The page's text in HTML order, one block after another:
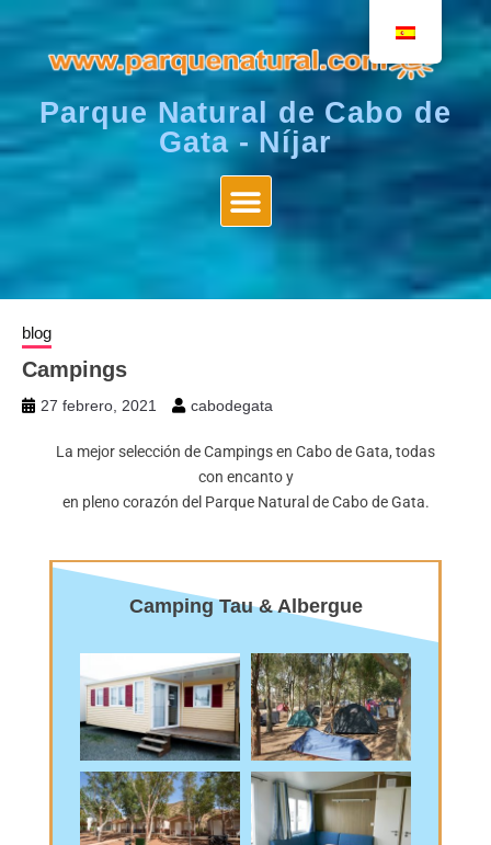
Parque Natural de Cabo de
Gata - Níjar
blog
Campings
27 febrero, 2021 cabodegata
La mejor selección de Campings en Cabo de Gata, todas
con encanto y
en pleno corazón del Parque Natural de Cabo de Gata.
Camping Tau & Albergue